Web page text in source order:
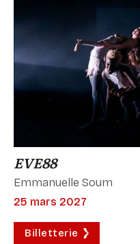
EVE88
Emmanuelle Soum
25 mars 2027
Billetterie